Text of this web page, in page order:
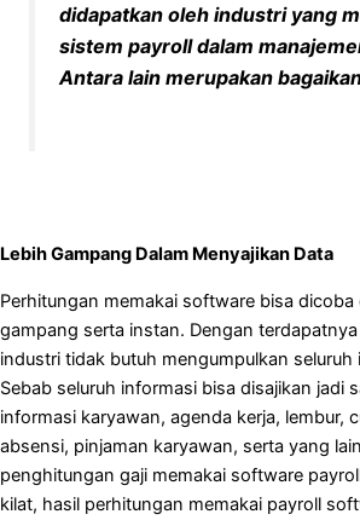
didapatkan oleh industri yang
sistem payroll dalam
Antara lain merupakan
Lebih Gampang Dalam Menyajikan Data
Perhitungan memakai software bisa dicoba
gampang serta instan. Dengan
industri tidak butuh mengumpulkan
Sebab seluruh informasi bisa disajikan jadi
informasi karyawan, agenda kerja, lembur,
absensi, pinjaman karyawan, serta yang
penghitungan gaji memakai software
kilat, hasil perhitungan memakai payroll